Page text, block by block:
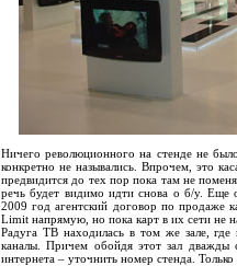
Ничего революционного на стенде не
конкретно не назывались. Впрочем, это
предвидится до тех пор пока там не
речь будет видимо идти снова о б/у. Еще
2009 год агентский договор по
Limit напрямую, но пока карт в их сети не
Радуга ТВ находилась в том же зале, где
каналы. Причем обойдя этот зал
интернета – уточнить номер стенда.